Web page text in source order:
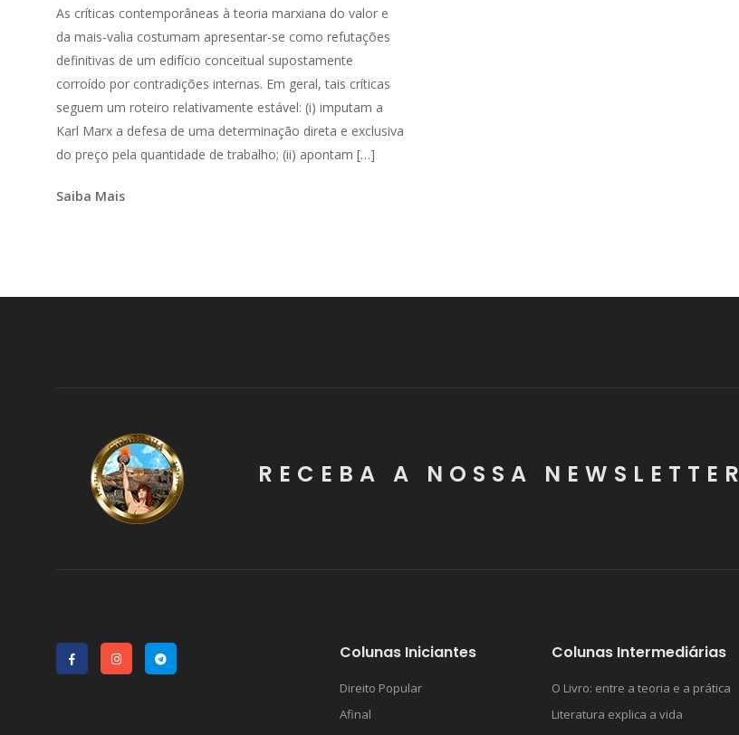
As críticas contemporâneas à teoria marxiana do valor e
da mais-valia costumam apresentar-se como refutações
definitivas de um edifício conceitual supostamente
corroído por contradições internas. Em geral, tais críticas
seguem um roteiro relativamente estável: (i) imputam a
Karl Marx a defesa de uma determinação direta e exclusiva
do preço pela quantidade de trabalho; (ii) apontam […]
Saiba Mais
RECEBA A NOSSA NEWSLETTER
Colunas Iniciantes
Direito Popular
Afinal
Colunas Intermediárias
O Livro: entre a teoria e a prática
Literatura explica a vida